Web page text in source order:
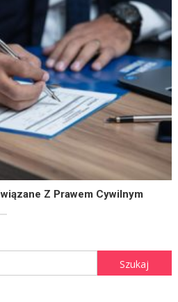
Z Prawem Cywilnym
Szukaj: